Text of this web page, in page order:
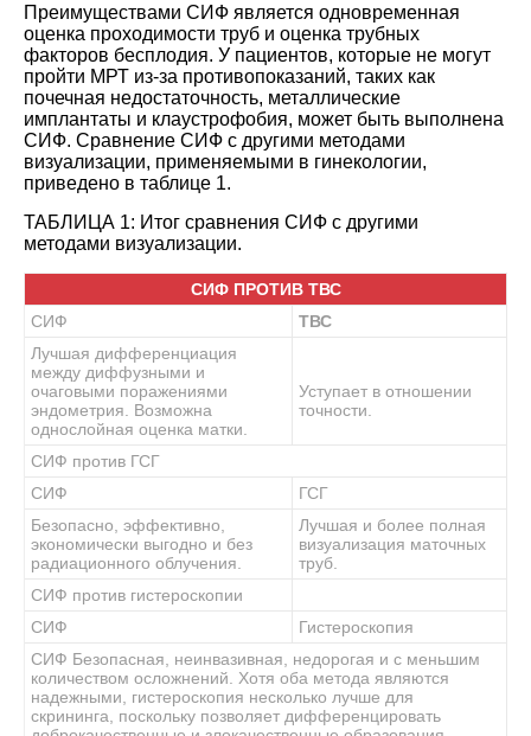
Преимуществами СИФ является одновременная
оценка проходимости труб и оценка трубных
факторов бесплодия. У пациентов, которые не могут
пройти МРТ из-за противопоказаний, таких как
почечная недостаточность, металлические
имплантаты и клаустрофобия, может быть выполнена
СИФ. Сравнение СИФ с другими методами
визуализации, применяемыми в гинекологии,
приведено в таблице 1.
ТАБЛИЦА 1: Итог сравнения СИФ с другими
методами визуализации.
СИФ ПРОТИВ ТВС
СИФ
ТВС
Лучшая дифференциация
между диффузными и
очаговыми поражениями
эндометрия. Возможна
однослойная оценка матки.
Уступает в отношении
точности.
СИФ против ГСГ
СИФ
ГСГ
Безопасно, эффективно,
экономически выгодно и без
радиационного облучения.
Лучшая и более полная
визуализация маточных
труб.
СИФ против гистероскопии
СИФ
Гистероскопия
СИФ Безопасная, неинвазивная, недорогая и с меньшим
количеством осложнений. Хотя оба метода являются
надежными, гистероскопия несколько лучше для
скрининга, поскольку позволяет дифференцировать